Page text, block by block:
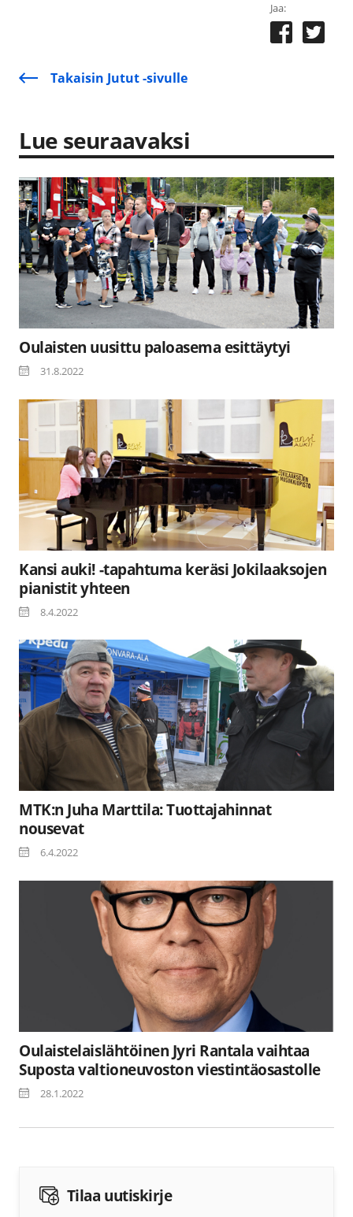
Jaa:
Takaisin Jutut -sivulle
Lue seuraavaksi
Oulaisten uusittu paloasema esittäytyi
31.8.2022
Kansi auki! -tapahtuma keräsi Jokilaaksojen
pianistit yhteen
8.4.2022
MTK:n Juha Marttila: Tuottajahinnat
nousevat
6.4.2022
Oulaistelaislähtöinen Jyri Rantala vaihtaa
Suposta valtioneuvoston viestintäosastolle
28.1.2022
Tilaa uutiskirje